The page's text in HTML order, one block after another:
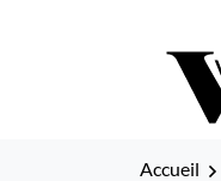
Accueil